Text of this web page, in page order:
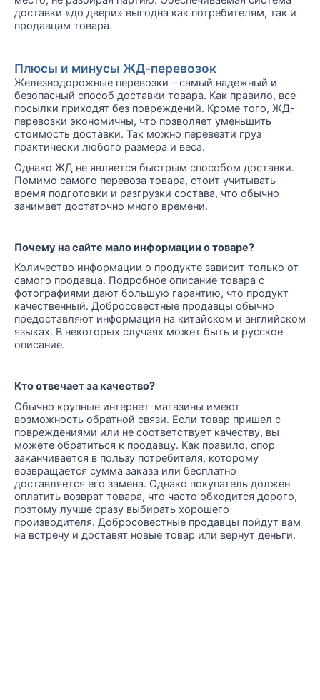
доставки «до двери» выгодна как потребителям, так и
продавцам товара.
Плюсы и минусы ЖД-перевозок
Железнодорожные перевозки – самый надежный и
безопасный способ доставки товара. Как правило, все
посылки приходят без повреждений. Кроме того, ЖД-
перевозки экономичны, что позволяет уменьшить
стоимость доставки. Так можно перевезти груз
практически любого размера и веса.
Однако ЖД не является быстрым способом доставки.
Помимо самого перевоза товара, стоит учитывать
время подготовки и разгрузки состава, что обычно
занимает достаточно много времени.
Почему на сайте мало информации о товаре?
Количество информации о продукте зависит только от
самого продавца. Подробное описание товара с
фотографиями дают большую гарантию, что продукт
качественный. Добросовестные продавцы обычно
предоставляют информация на китайском и английском
языках. В некоторых случаях может быть и русское
описание.
Кто отвечает за качество?
Обычно крупные интернет-магазины имеют
возможность обратной связи. Если товар пришел с
повреждениями или не соответствует качеству, вы
можете обратиться к продавцу. Как правило, спор
заканчивается в пользу потребителя, которому
возвращается сумма заказа или бесплатно
доставляется его замена. Однако покупатель должен
оплатить возврат товара, что часто обходится дорого,
поэтому лучше сразу выбирать хорошего
производителя. Добросовестные продавцы пойдут вам
на встречу и доставят новые товар или вернут деньги.